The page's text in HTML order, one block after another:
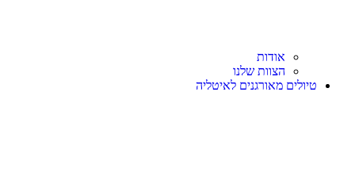
אודות
הצוות שלנו
טיולים מאורגנים לאיטליה